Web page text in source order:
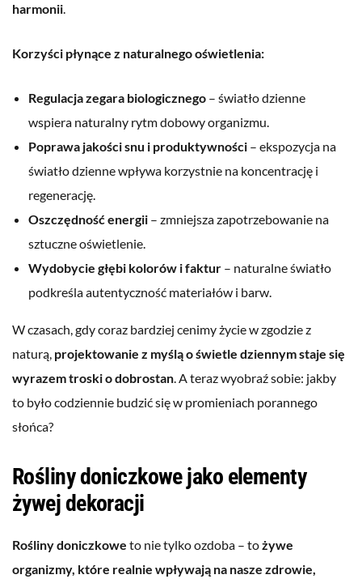
harmonii.
Korzyści płynące z naturalnego oświetlenia:
Regulacja zegara biologicznego – światło dzienne
wspiera naturalny rytm dobowy organizmu.
Poprawa jakości snu i produktywności – ekspozycja na
światło dzienne wpływa korzystnie na koncentrację i
regenerację.
Oszczędność energii – zmniejsza zapotrzebowanie na
sztuczne oświetlenie.
Wydobycie głębi kolorów i faktur – naturalne światło
podkreśla autentyczność materiałów i barw.
W czasach, gdy coraz bardziej cenimy życie w zgodzie z
naturą, projektowanie z myślą o świetle dziennym staje się
wyrazem troski o dobrostan. A teraz wyobraź sobie: jakby
to było codziennie budzić się w promieniach porannego
słońca?
Rośliny doniczkowe jako elementy
żywej dekoracji
Rośliny doniczkowe to nie tylko ozdoba – tożywe
organizmy, które realnie wpływają na nasze zdrowie,